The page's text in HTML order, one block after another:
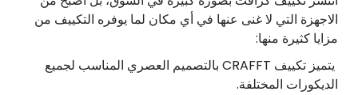
الاجهزة التي لا غنى عنها في أي مكان لما يوفره التكييف من
مزايا كثيرة منها:
يتميز تكييف CRAFFT بالتصميم العصري المناسب لجميع
الديكورات المختلفة.